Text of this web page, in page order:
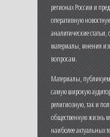
регионах России и
оперативную
аналитические
материалы, мнения
вопросам.
Материалы,
самую широкую
религиозную, так и
общественную жизнь
наиболее актуальных